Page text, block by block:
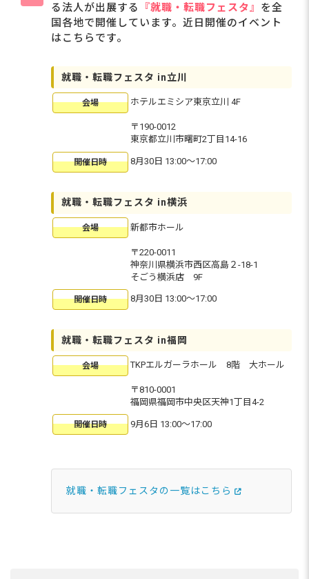
る法人が出展する
『就職・転職フェスタ』 を全
国各地で開催しています。近日開催のイベント
はこちらです。
就職・転職フェスタ in立川
会場 ホテルエミシア東京立川 4F
〒190-0012
東京都立川市曙町2丁目14-16
開催日時 8月30日 13:00〜17:00
就職・転職フェスタ in横浜
会場 新都市ホール
〒220-0011
神奈川県横浜市西区高島２-18-1
そごう横浜店 9F
開催日時 8月30日 13:00〜17:00
就職・転職フェスタ in福岡
会場 TKPエルガーラホール 8階 大ホール
〒810-0001
福岡県福岡市中央区天神1丁目4-2
開催日時 9月6日 13:00〜17:00
就職・転職フェスタの一覧はこちら